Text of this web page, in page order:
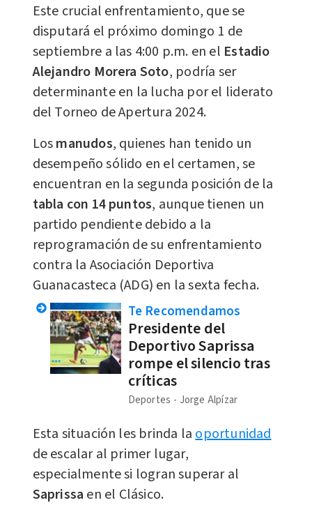
Este crucial enfrentamiento, que se
disputará el próximo domingo 1 de
septiembre a las 4:00 p.m. en el Estadio
Alejandro Morera Soto, podría ser
determinante en la lucha por el liderato
del Torneo de Apertura 2024.
Losmanudos, quienes han tenido un
desempeño sólido en el certamen, se
encuentran en la segunda posición de la
tabla con 14 puntos, aunque tienen un
partido pendiente debido a la
reprogramación de su enfrentamiento
contra la Asociación Deportiva
Guanacasteca (ADG) en la sexta fecha.
Te Recomendamos
Presidente del
Deportivo Saprissa
rompe el silencio tras
críticas
Deportes Jorge Alpízar
Esta situación les brinda la oportunidad
de escalar al primer lugar,
especialmente si logran superar al
Saprissa en el Clásico.